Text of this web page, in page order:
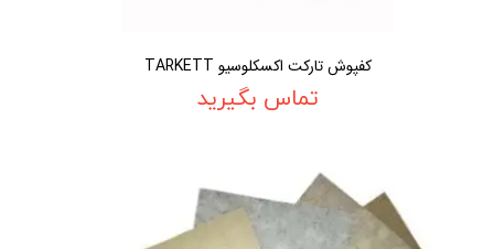
کفپوش تارکت اکسکلوسیو TARKETT
تماس بگیرید